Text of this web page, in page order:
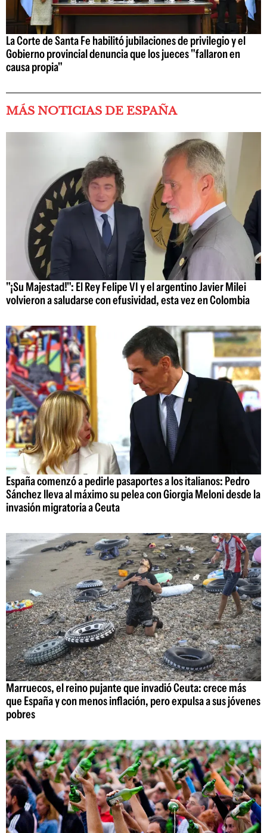
La Corte de Santa Fe habilitó jubilaciones de privilegio y el
Gobierno provincial denuncia que los jueces "fallaron en
causa propia"
MÁS NOTICIAS DE ESPAÑA
"¡Su Majestad!": El Rey Felipe VI y el argentino Javier Milei
volvieron a saludarse con efusividad, esta vez en Colombia
España comenzó a pedirle pasaportes a los italianos: Pedro
Sánchez lleva al máximo su pelea con Giorgia Meloni desde la
invasión migratoria a Ceuta
Marruecos, el reino pujante que invadió Ceuta: crece más
que España y con menos inflación, pero expulsa a sus jóvenes
pobres